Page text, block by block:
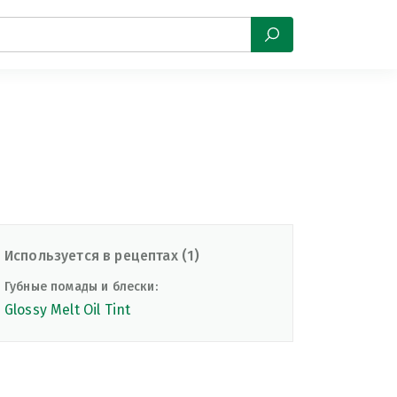
Используется в рецептах (1)
Губные помады и блески:
Glossy Melt Oil Tint